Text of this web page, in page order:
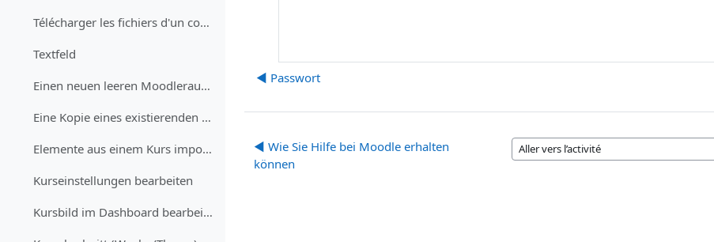
Télécharger les fichiers d'un cours (enseignant·e)
Textfeld
Einen neuen leeren Moodleraum erhalten
Eine Kopie eines existierenden Kurses erhalten
Elemente aus einem Kurs importieren (Tests, Aufgaben, Fragen)
Kurseinstellungen bearbeiten
Kursbild im Dashboard bearbeiten
◀︎ Passwort
◀︎ Wie Sie Hilfe bei Moodle erhalten
können
Aller vers l’activité